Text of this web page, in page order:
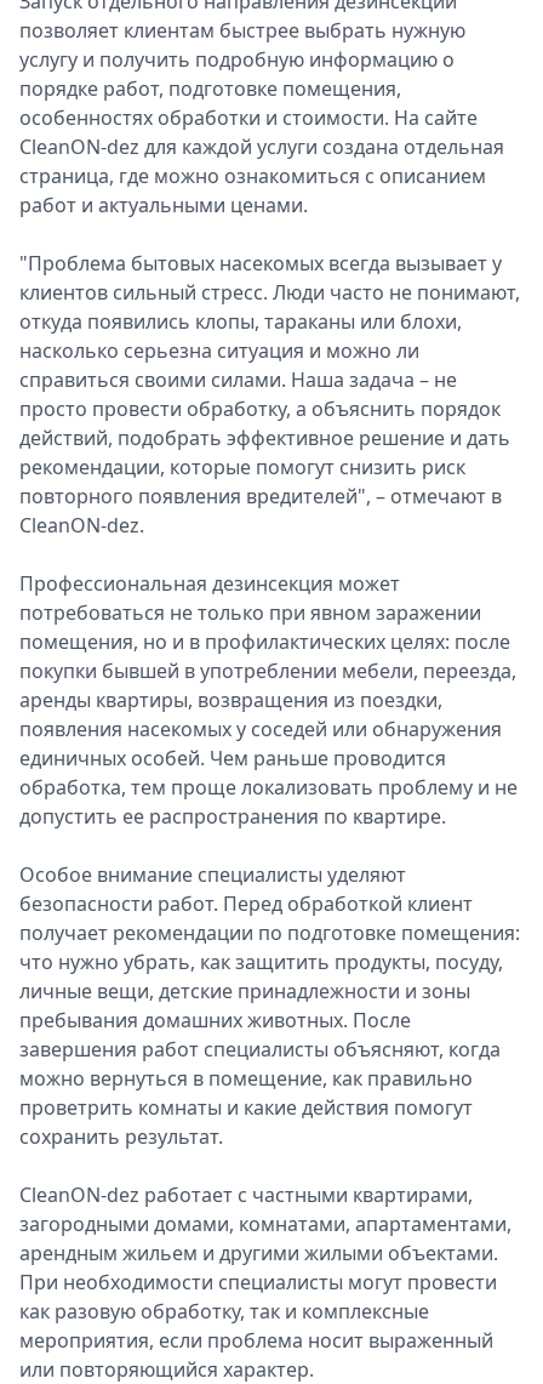
позволяет клиентам быстрее выбрать нужную
услугу и получить подробную информацию о
порядке работ, подготовке помещения,
особенностях обработки и стоимости. На сайте
CleanON-dez для каждой услуги создана отдельная
страница, где можно ознакомиться с описанием
работ и актуальными ценами.
"Проблема бытовых насекомых всегда вызывает у
клиентов сильный стресс. Люди часто не понимают,
откуда появились клопы, тараканы или блохи,
насколько серьезна ситуация и можно ли
справиться своими силами. Наша задача – не
просто провести обработку, а объяснить порядок
действий, подобрать эффективное решение и дать
рекомендации, которые помогут снизить риск
повторного появления вредителей", – отмечают в
CleanON-dez.
Профессиональная дезинсекция может
потребоваться не только при явном заражении
помещения, но и в профилактических целях: после
покупки бывшей в употреблении мебели, переезда,
аренды квартиры, возвращения из поездки,
появления насекомых у соседей или обнаружения
единичных особей. Чем раньше проводится
обработка, тем проще локализовать проблему и не
допустить ее распространения по квартире.
Особое внимание специалисты уделяют
безопасности работ. Перед обработкой клиент
получает рекомендации по подготовке помещения:
что нужно убрать, как защитить продукты, посуду,
личные вещи, детские принадлежности и зоны
пребывания домашних животных. После
завершения работ специалисты объясняют, когда
можно вернуться в помещение, как правильно
проветрить комнаты и какие действия помогут
сохранить результат.
CleanON-dez работает с частными квартирами,
загородными домами, комнатами, апартаментами,
арендным жильем и другими жилыми объектами.
При необходимости специалисты могут провести
как разовую обработку, так и комплексные
мероприятия, если проблема носит выраженный
или повторяющийся характер.